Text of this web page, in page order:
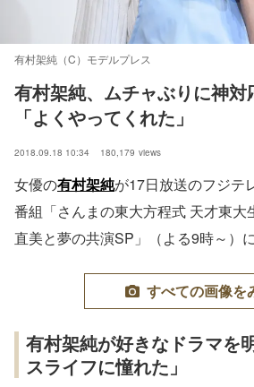
有村架純（C）モデルプレス
有村架純、ムチャぶりに神
「よくやってくれた」
2018.09.18 10:34 180,179 views
女優の有村架純が17日放送のフジテ
番組「さんまの東大方程式 天才東大
直美と夢の共演SP」（よる9時～）に
すべての画像を
有村架純が好きなドラマを
スライフに憧れた」